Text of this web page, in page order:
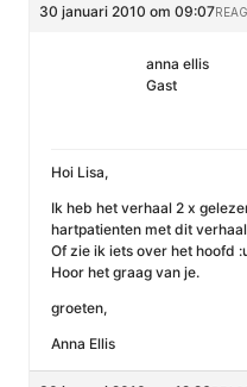
30 januari 2010 om 09:07
anna ellis
Gast
Hoi Lisa,
Ik heb het verhaal 2 x
hartpatienten met dit
Of zie ik iets over het hoofd
Hoor het graag van je.
groeten,
Anna Ellis